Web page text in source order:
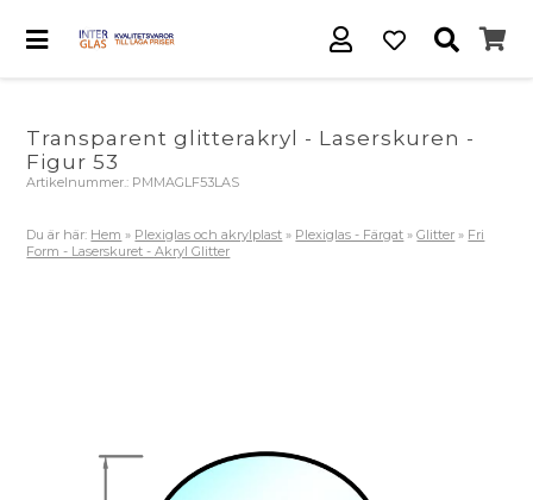
Transparent glitterakryl - Laserskuren -
Figur 53
Artikelnummer.: PMMAGLF53LAS
Du är här: Hem » Plexiglas och akrylplast » Plexiglas - Färgat »Glitter » Fri
Form - Laserskuret - Akryl Glitter